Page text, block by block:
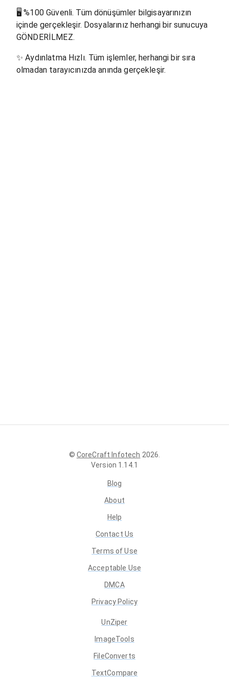
🖥%100 Güvenli. Tüm dönüşümler bilgisayarınızın
içinde gerçekleşir. Dosyalarınız herhangi bir sunucuya
GÖNDERİLMEZ.
✨Aydınlatma Hızlı. Tüm işlemler, herhangi bir sıra
olmadan tarayıcınızda anında gerçekleşir.
© CoreCraft Infotech 2026.
Version 1.14.1
Blog
About
Help
Contact Us
Terms of Use
Acceptable Use
DMCA
Privacy Policy
UnZiper
ImageTools
FileConverts
TextCompare